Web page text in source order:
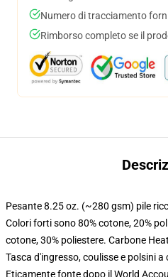
Numero di tracciamento
Rimborso completo se il
Pesante 8.25 oz. (~280 gsm) pile
Colori forti sono 80% cotone, 20%
cotone, 30% poliestere. Carbone
Tasca d'ingresso, coulisse e polsini a
Eticamente fonte dopo il World